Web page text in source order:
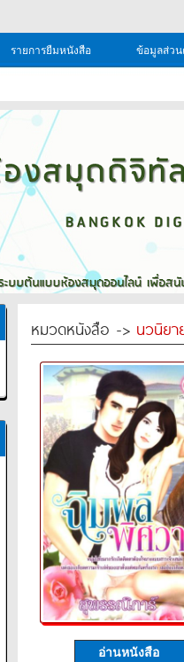
รายการยืมหนังสือ ข้อมูลส่ว
หมวดหนังสือ -> นวนิยา
อ่านหนังสือ